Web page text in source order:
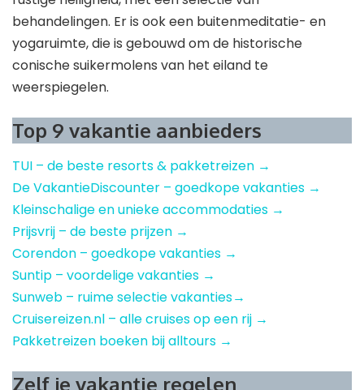
behandelingen. Er is ook een buitenmeditatie- en
yogaruimte, die is gebouwd om de historische
conische suikermolens van het eiland te
weerspiegelen.
Top 9 vakantie aanbieders
TUI – de beste resorts & pakketreizen →
De VakantieDiscounter – goedkope vakanties →
Kleinschalige en unieke accommodaties →
Prijsvrij – de beste prijzen →
Corendon – goedkope vakanties →
Suntip – voordelige vakanties →
Sunweb – ruime selectie vakanties→
Cruisereizen.nl – alle cruises op een rij →
Pakketreizen boeken bij alltours →
Zelf je vakantie regelen